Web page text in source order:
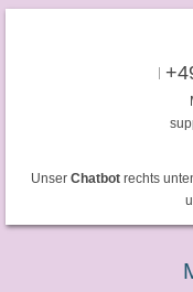
Unser Chatbotrechts